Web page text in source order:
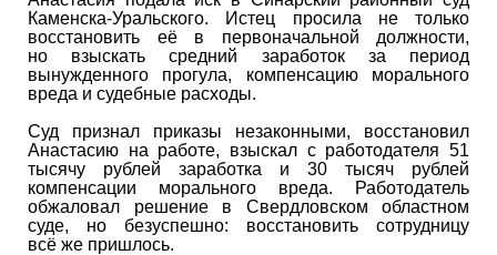
Каменска-Уральского. Истец просила не только
восстановить её в первоначальной должности,
но взыскать средний заработок за период
вынужденного прогула, компенсацию морального
вреда и судебные расходы.
Суд признал приказы незаконными, восстановил
Анастасию на работе, взыскал с работодателя 51
тысячу рублей заработка и 30 тысяч рублей
компенсации морального вреда. Работодатель
обжаловал решение в Свердловском областном
суде, но безуспешно: восстановить сотрудницу
всё же пришлось.